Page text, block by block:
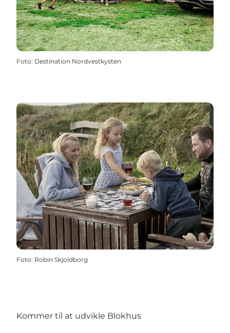
Foto: Destination Nordvestkysten
Foto: Robin Skjoldborg
Kommer til at udvikle Blokhus